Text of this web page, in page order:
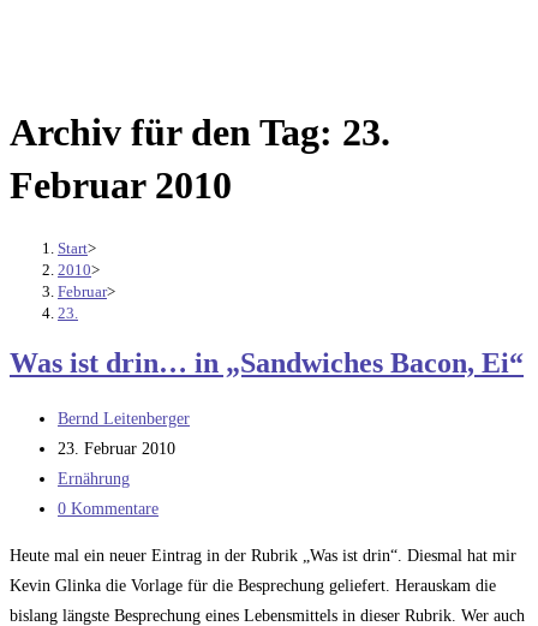
Archiv für den Tag: 23.
Februar 2010
Start>
2010>
Februar>
23.
Was ist drin… in „Sandwiches Bacon, Ei“
Beitrags-
Autor:
Bernd Leitenberger
Beitrag
veröffentlicht:
23. Februar 2010
Beitrags-
Kategorie:
Ernährung
Beitrags-
0 Kommentare
Heute mal ein neuer Eintrag in der Rubrik „Was ist drin“. Diesmal hat mir
Kevin Glinka die Vorlage für die Besprechung geliefert. Herauskam die
bislang längste Besprechung eines Lebensmittels in dieser Rubrik. Wer auch